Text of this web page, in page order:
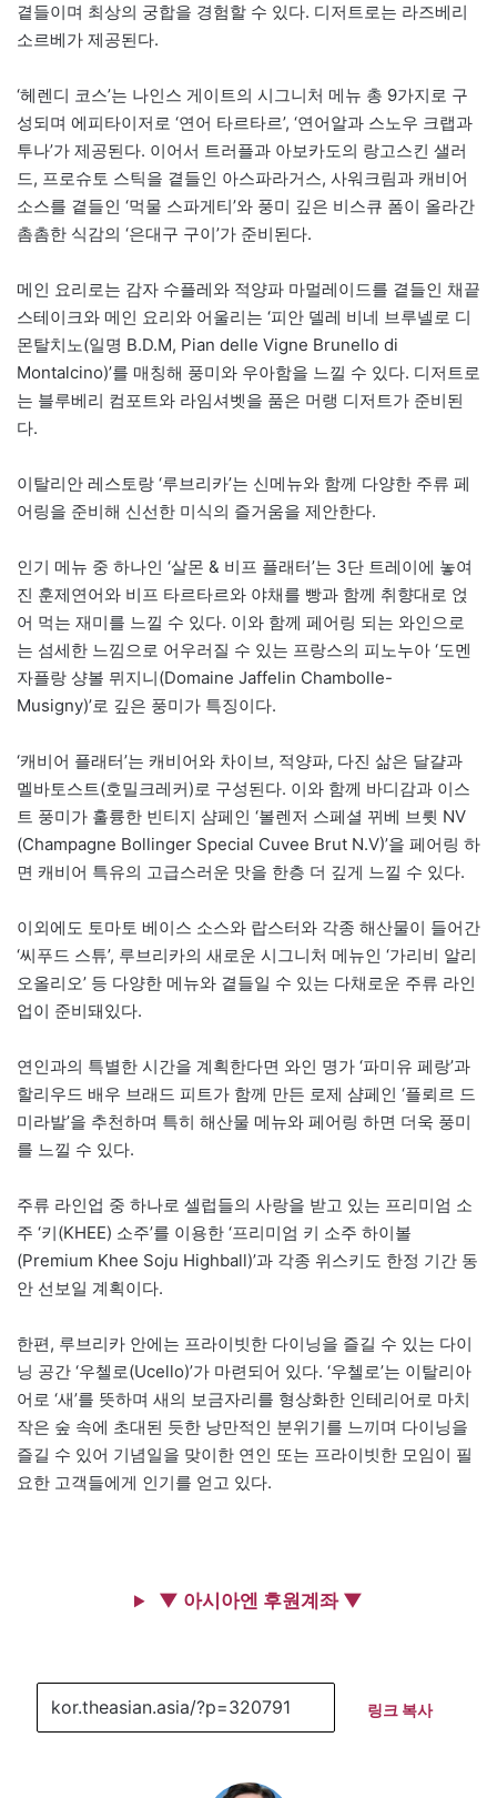
곁들이며 최상의 궁합을 경험할 수 있다. 디저트로는 라즈베리
소르베가 제공된다.
‘헤렌디 코스’는 나인스 게이트의 시그니처 메뉴 총 9가지로 구
성되며 에피타이저로 ‘연어 타르타르’, ‘연어알과 스노우 크랩과
투나’가 제공된다. 이어서 트러플과 아보카도의 랑고스킨 샐러
드, 프로슈토 스틱을 곁들인 아스파라거스, 사워크림과 캐비어
소스를 곁들인 ‘먹물 스파게티’와 풍미 깊은 비스큐 폼이 올라간
촘촘한 식감의 ‘은대구 구이’가 준비된다.
메인 요리로는 감자 수플레와 적양파 마멀레이드를 곁들인 채끝
스테이크와 메인 요리와 어울리는 ‘피안 델레 비네 브루넬로 디
몬탈치노(일명 B.D.M, Pian delle Vigne Brunello di
Montalcino)’를 매칭해 풍미와 우아함을 느낄 수 있다. 디저트로
는 블루베리 컴포트와 라임셔벳을 품은 머랭 디저트가 준비된
다.
이탈리안 레스토랑 ‘루브리카’는 신메뉴와 함께 다양한 주류 페
어링을 준비해 신선한 미식의 즐거움을 제안한다.
인기 메뉴 중 하나인 ‘살몬 & 비프 플래터’는 3단 트레이에 놓여
진 훈제연어와 비프 타르타르와 야채를 빵과 함께 취향대로 얹
어 먹는 재미를 느낄 수 있다. 이와 함께 페어링 되는 와인으로
는 섬세한 느낌으로 어우러질 수 있는 프랑스의 피노누아 ‘도멘
자플랑 샹볼 뮈지니(Domaine Jaffelin Chambolle-
Musigny)’로 깊은 풍미가 특징이다.
‘캐비어 플래터’는 캐비어와 차이브, 적양파, 다진 삶은 달걀과
멜바토스트(호밀크레커)로 구성된다. 이와 함께 바디감과 이스
트 풍미가 훌륭한 빈티지 샴페인 ‘볼렌저 스페셜 뀌베 브륏 NV
(Champagne Bollinger Special Cuvee Brut N.V)’을 페어링 하
면 캐비어 특유의 고급스러운 맛을 한층 더 깊게 느낄 수 있다.
이외에도 토마토 베이스 소스와 랍스터와 각종 해산물이 들어간
‘씨푸드 스튜’, 루브리카의 새로운 시그니처 메뉴인 ‘가리비 알리
오올리오’ 등 다양한 메뉴와 곁들일 수 있는 다채로운 주류 라인
업이 준비돼있다.
연인과의 특별한 시간을 계획한다면 와인 명가 ‘파미유 페랑’과
할리우드 배우 브래드 피트가 함께 만든 로제 샴페인 ‘플뢰르 드
미라발’을 추천하며 특히 해산물 메뉴와 페어링 하면 더욱 풍미
를 느낄 수 있다.
주류 라인업 중 하나로 셀럽들의 사랑을 받고 있는 프리미엄 소
주 ‘키(KHEE) 소주’를 이용한 ‘프리미엄 키 소주 하이볼
(Premium Khee Soju Highball)’과 각종 위스키도 한정 기간 동
안 선보일 계획이다.
한편, 루브리카 안에는 프라이빗한 다이닝을 즐길 수 있는 다이
닝 공간 ‘우첼로(Ucello)’가 마련되어 있다. ‘우첼로’는 이탈리아
어로 ‘새’를 뜻하며 새의 보금자리를 형상화한 인테리어로 마치
작은 숲 속에 초대된 듯한 낭만적인 분위기를 느끼며 다이닝을
즐길 수 있어 기념일을 맞이한 연인 또는 프라이빗한 모임이 필
요한 고객들에게 인기를 얻고 있다.
▼ 아시아엔 후원계좌 ▼
링크 복사